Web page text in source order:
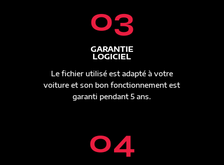
03
GARANTIE
LOGICIEL
Le fichier utilisé est adapté à votre
voiture et son bon fonctionnement est
garanti pendant 5 ans.
04